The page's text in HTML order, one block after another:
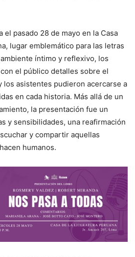
el pasado 28 de mayo en la Casa
lugar emblemático para las letras
íntimo y reflexivo, los
el público detalles sobre el
los asistentes pudieron acercarse a
en cada historia. Más allá de un
la presentación fue un
y sensibilidades, una reafirmación
y compartir aquellas
humanos.